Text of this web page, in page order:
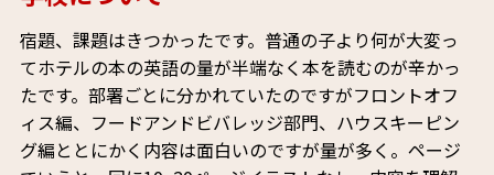
宿題、課題はきつかったです。普通の子より何が大変っ
てホテルの本の英語の量が半端なく本を読むのが辛かっ
たです。部署ごとに分かれていたのですがフロントオフ
ィス編、フードアンドビバレッジ部門、ハウスキーピン
グ編ととにかく内容は面白いのですが量が多く。ページ